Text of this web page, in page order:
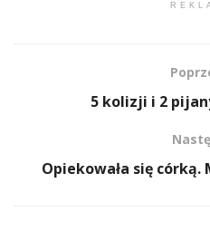
5 kolizji i 2
Opiekowała się córką.